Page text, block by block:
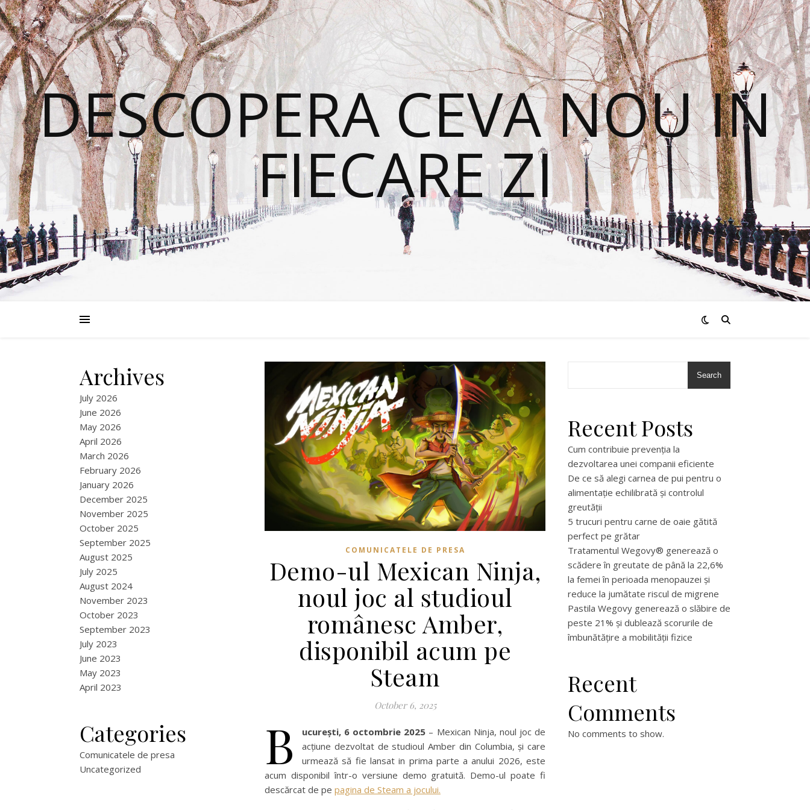
DESCOPERA CEVA NOU IN
FIECARE ZI
Archives
July 2026
June 2026
May 2026
April 2026
March 2026
February 2026
January 2026
December 2025
November 2025
October 2025
September 2025
August 2025
July 2025
August 2024
November 2023
October 2023
September 2023
July 2023
June 2023
May 2023
April 2023
Categories
Comunicatele de presa
Uncategorized
COMUNICATELE DE PRESA
Demo-ul Mexican Ninja,
noul joc al studioul
românesc Amber,
disponibil acum pe
Steam
October 6, 2025
B ucurești, 6 octombrie 2025 – Mexican Ninja, noul joc de
acțiune dezvoltat de studioul Amber din Columbia, și care
urmează să fie lansat in prima parte a anului 2026, este
acum disponibil într-o versiune demo gratuită. Demo-ul poate fi
descărcat de pe pagina de Steam a jocului.
Search
Recent Posts
Cum contribuie prevenția la
dezvoltarea unei companii eficiente
De ce să alegi carnea de pui pentru o
alimentație echilibrată și controlul
greutății
5 trucuri pentru carne de oaie gătită
perfect pe grătar
Tratamentul Wegovy® generează o
scădere în greutate de până la 22,6%
la femei în perioada menopauzei și
reduce la jumătate riscul de migrene
Pastila Wegovy generează o slăbire de
peste 21% și dublează scorurile de
îmbunătățire a mobilității fizice
Recent
Comments
No comments to show.